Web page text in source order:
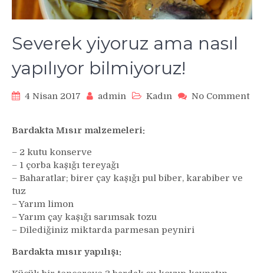
Severek yiyoruz ama nasıl
yapılıyor bilmiyoruz!
4 Nisan 2017 admin Kadın
No Comment
yiyoruz
nasıl
yapılıyor
bilmiyoruz!
Bardakta Mısır malzemeleri:
– 2 kutu konserve
– 1 çorba kaşığı tereyağı
– Baharatlar; birer çay kaşığı pul biber, karabiber ve
tuz
– Yarım limon
– Yarım çay kaşığı sarımsak tozu
– Dilediğiniz miktarda parmesan peyniri
Bardakta mısır yapılışı: